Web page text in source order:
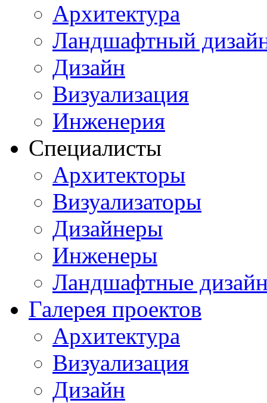
Архитектура
Ландшафтный
Дизайн
Визуализация
Инженерия
Специалисты
Архитекторы
Визуализаторы
Дизайнеры
Инженеры
Ландшафтные
Галерея проектов
Архитектура
Визуализация
Дизайн